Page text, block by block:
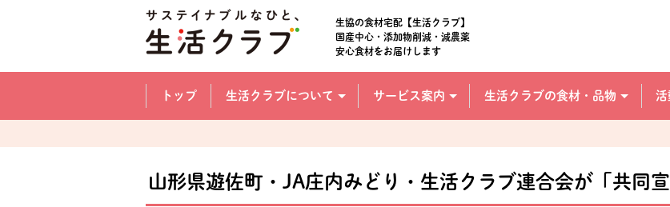
生協の食材宅配【生活クラブ】
国産中心・添加物削減・減農薬
安心食材をお届けします
ここからサイト内共通メニューです。
サイト内共通メニューをスキップする
トップ 生活クラブについて サービス案内 生活クラブの食材・品物 活
山形県遊佐町・JA庄内みどり・生活クラブ連合会が「共同宣